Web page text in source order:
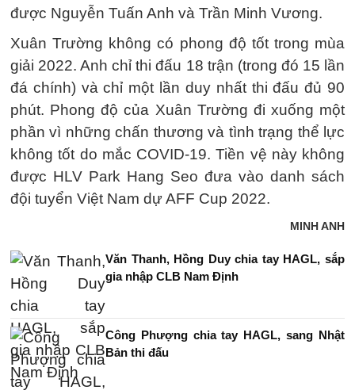
được Nguyễn Tuấn Anh và Trần Minh Vương.
Xuân Trường không có phong độ tốt trong mùa
giải 2022. Anh chỉ thi đấu 18 trận (trong đó 15 lần
đá chính) và chỉ một lần duy nhất thi đấu đủ 90
phút. Phong độ của Xuân Trường đi xuống một
phần vì những chấn thương và tình trạng thể lực
không tốt do mắc COVID-19. Tiền vệ này không
được HLV Park Hang Seo đưa vào danh sách
đội tuyển Việt Nam dự AFF Cup 2022.
MINH ANH
Văn Thanh, Hồng Duy chia tay HAGL, sắp
gia nhập CLB Nam Định
Công Phượng chia tay HAGL, sang Nhật
Bản thi đấu